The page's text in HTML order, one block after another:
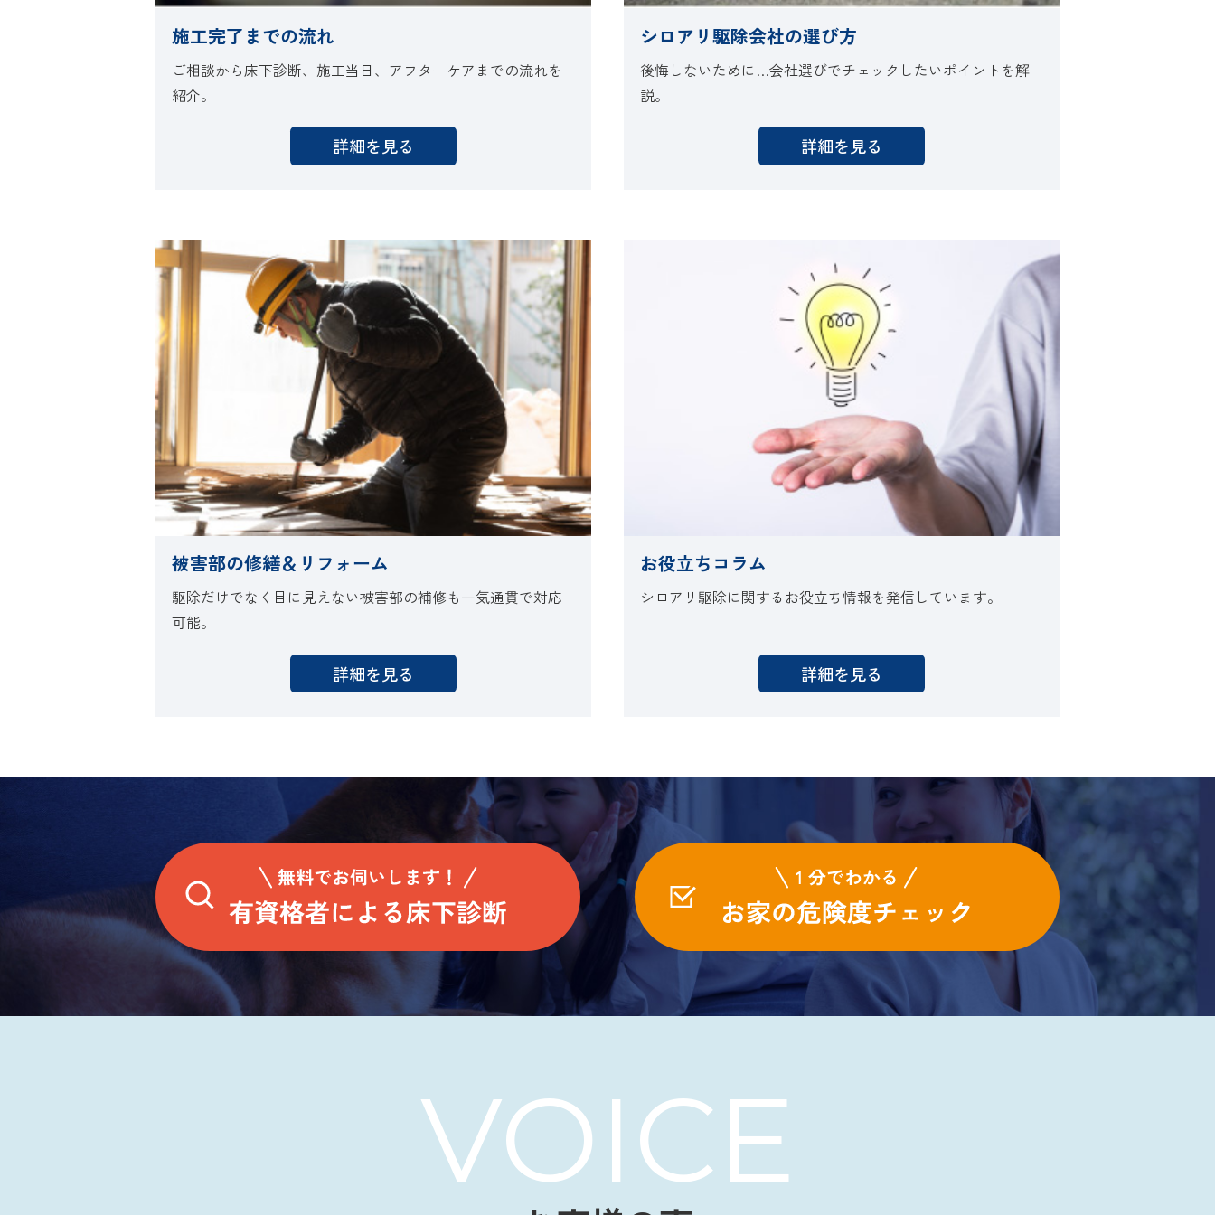
施工完了までの流れ
ご相談から床下診断、施工当日、アフターケアまでの流れを
紹介。
詳細を見る
シロアリ駆除会社の選び方
後悔しないために…会社選びでチェックしたいポイントを解
説。
詳細を見る
被害部の修繕＆リフォーム
駆除だけでなく目に見えない被害部の補修も一気通貫で対応
可能。
詳細を見る
お役立ちコラム
シロアリ駆除に関するお役立ち情報を発信しています。
詳細を見る
VOICE